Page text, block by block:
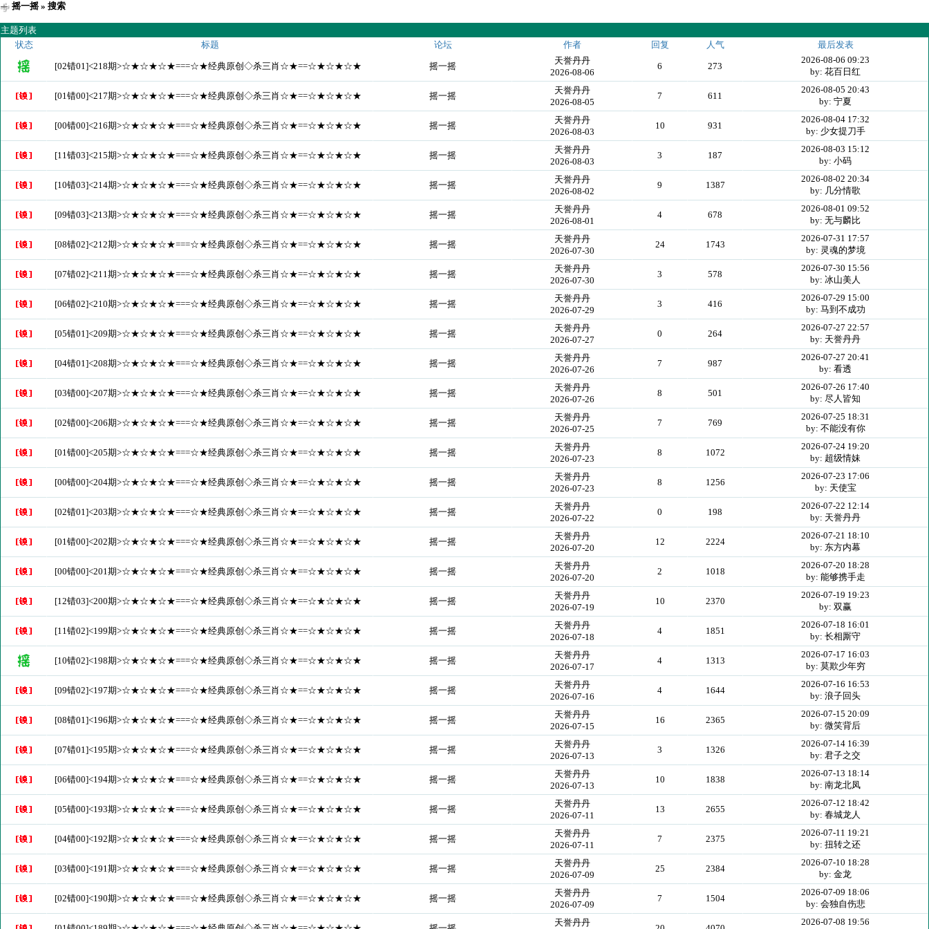
摇一摇» 搜索
主题列表
状态
标题 论坛 作者 回复 人气 最后发表
[02错01]<218期>☆★☆★☆★===☆★经典原创◇杀三肖☆★==☆★☆★☆★ 摇一摇
天誉丹丹
2026-08-06
6 273
2026-08-06 09:23
by: 花百日红
[01错00]<217期>☆★☆★☆★===☆★经典原创◇杀三肖☆★==☆★☆★☆★ 摇一摇
天誉丹丹
2026-08-05
7 611
2026-08-05 20:43
by: 宁夏
[00错00]<216期>☆★☆★☆★===☆★经典原创◇杀三肖☆★==☆★☆★☆★ 摇一摇
天誉丹丹
2026-08-03
10 931
2026-08-04 17:32
by: 少女提刀手
[11错03]<215期>☆★☆★☆★===☆★经典原创◇杀三肖☆★==☆★☆★☆★ 摇一摇
天誉丹丹
2026-08-03
3 187
2026-08-03 15:12
by: 小码
[10错03]<214期>☆★☆★☆★===☆★经典原创◇杀三肖☆★==☆★☆★☆★ 摇一摇
天誉丹丹
2026-08-02
9 1387
2026-08-02 20:34
by: 几分情歌
[09错03]<213期>☆★☆★☆★===☆★经典原创◇杀三肖☆★==☆★☆★☆★ 摇一摇
天誉丹丹
2026-08-01
4 678
2026-08-01 09:52
by: 无与麟比
[08错02]<212期>☆★☆★☆★===☆★经典原创◇杀三肖☆★==☆★☆★☆★ 摇一摇
天誉丹丹
2026-07-30
24 1743
2026-07-31 17:57
by: 灵魂的梦境
[07错02]<211期>☆★☆★☆★===☆★经典原创◇杀三肖☆★==☆★☆★☆★ 摇一摇
天誉丹丹
2026-07-30
3 578
2026-07-30 15:56
by: 冰山美人
[06错02]<210期>☆★☆★☆★===☆★经典原创◇杀三肖☆★==☆★☆★☆★ 摇一摇
天誉丹丹
2026-07-29
3 416
2026-07-29 15:00
by: 马到不成功
[05错01]<209期>☆★☆★☆★===☆★经典原创◇杀三肖☆★==☆★☆★☆★ 摇一摇
天誉丹丹
2026-07-27
0 264
2026-07-27 22:57
by: 天誉丹丹
[04错01]<208期>☆★☆★☆★===☆★经典原创◇杀三肖☆★==☆★☆★☆★ 摇一摇
天誉丹丹
2026-07-26
7 987
2026-07-27 20:41
by: 看透
[03错00]<207期>☆★☆★☆★===☆★经典原创◇杀三肖☆★==☆★☆★☆★ 摇一摇
天誉丹丹
2026-07-26
8 501
2026-07-26 17:40
by: 尽人皆知
[02错00]<206期>☆★☆★☆★===☆★经典原创◇杀三肖☆★==☆★☆★☆★ 摇一摇
天誉丹丹
2026-07-25
7 769
2026-07-25 18:31
by: 不能没有你
[01错00]<205期>☆★☆★☆★===☆★经典原创◇杀三肖☆★==☆★☆★☆★ 摇一摇
天誉丹丹
2026-07-23
8 1072
2026-07-24 19:20
by: 超级情妹
[00错00]<204期>☆★☆★☆★===☆★经典原创◇杀三肖☆★==☆★☆★☆★ 摇一摇
天誉丹丹
2026-07-23
8 1256
2026-07-23 17:06
by: 天使宝
[02错01]<203期>☆★☆★☆★===☆★经典原创◇杀三肖☆★==☆★☆★☆★ 摇一摇
天誉丹丹
2026-07-22
0 198
2026-07-22 12:14
by: 天誉丹丹
[01错00]<202期>☆★☆★☆★===☆★经典原创◇杀三肖☆★==☆★☆★☆★ 摇一摇
天誉丹丹
2026-07-20
12 2224
2026-07-21 18:10
by: 东方内幕
[00错00]<201期>☆★☆★☆★===☆★经典原创◇杀三肖☆★==☆★☆★☆★ 摇一摇
天誉丹丹
2026-07-20
2 1018
2026-07-20 18:28
by: 能够携手走
[12错03]<200期>☆★☆★☆★===☆★经典原创◇杀三肖☆★==☆★☆★☆★ 摇一摇
天誉丹丹
2026-07-19
10 2370
2026-07-19 19:23
by: 双赢
[11错02]<199期>☆★☆★☆★===☆★经典原创◇杀三肖☆★==☆★☆★☆★ 摇一摇
天誉丹丹
2026-07-18
4 1851
2026-07-18 16:01
by: 长相厮守
[10错02]<198期>☆★☆★☆★===☆★经典原创◇杀三肖☆★==☆★☆★☆★ 摇一摇
天誉丹丹
2026-07-17
4 1313
2026-07-17 16:03
by: 莫欺少年穷
[09错02]<197期>☆★☆★☆★===☆★经典原创◇杀三肖☆★==☆★☆★☆★ 摇一摇
天誉丹丹
2026-07-16
4 1644
2026-07-16 16:53
by: 浪子回头
[08错01]<196期>☆★☆★☆★===☆★经典原创◇杀三肖☆★==☆★☆★☆★ 摇一摇
天誉丹丹
2026-07-15
16 2365
2026-07-15 20:09
by: 微笑背后
[07错01]<195期>☆★☆★☆★===☆★经典原创◇杀三肖☆★==☆★☆★☆★ 摇一摇
天誉丹丹
2026-07-13
3 1326
2026-07-14 16:39
by: 君子之交
[06错00]<194期>☆★☆★☆★===☆★经典原创◇杀三肖☆★==☆★☆★☆★ 摇一摇
天誉丹丹
2026-07-13
10 1838
2026-07-13 18:14
by: 南龙北凤
[05错00]<193期>☆★☆★☆★===☆★经典原创◇杀三肖☆★==☆★☆★☆★ 摇一摇
天誉丹丹
2026-07-11
13 2655
2026-07-12 18:42
by: 春城龙人
[04错00]<192期>☆★☆★☆★===☆★经典原创◇杀三肖☆★==☆★☆★☆★ 摇一摇
天誉丹丹
2026-07-11
7 2375
2026-07-11 19:21
by: 扭转之还
[03错00]<191期>☆★☆★☆★===☆★经典原创◇杀三肖☆★==☆★☆★☆★ 摇一摇
天誉丹丹
2026-07-09
25 2384
2026-07-10 18:28
by: 金龙
[02错00]<190期>☆★☆★☆★===☆★经典原创◇杀三肖☆★==☆★☆★☆★ 摇一摇
天誉丹丹
2026-07-09
7 1504
2026-07-09 18:06
by: 会独自伤悲
天誉丹丹
2026-07-08 19:56